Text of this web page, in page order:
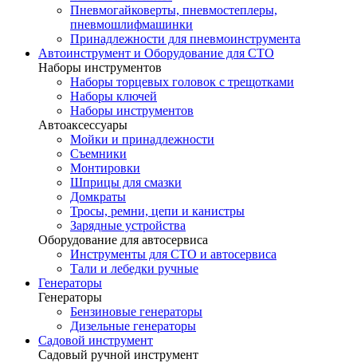
Пневмогайковерты, пневмостеплеры,
пневмошлифмашинки
Принадлежности для пневмоинструмента
Автоинструмент и Оборудование для СТО
Наборы инструментов
Наборы торцевых головок c трещотками
Наборы ключей
Наборы инструментов
Автоаксессуары
Мойки и принадлежности
Съемники
Монтировки
Шприцы для смазки
Домкраты
Тросы, ремни, цепи и канистры
Зарядные устройства
Оборудование для автосервиса
Инструменты для СТО и автосервиса
Тали и лебедки ручные
Генераторы
Генераторы
Бензиновые генераторы
Дизельные генераторы
Садовой инструмент
Садовый ручной инструмент